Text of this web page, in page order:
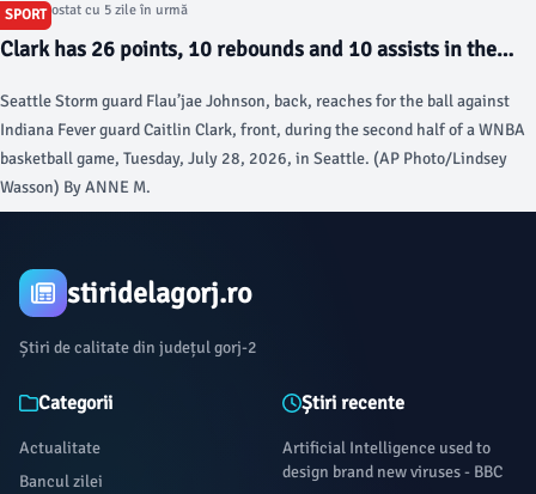
SPORT
Articol postat cu 5 zile în urmă
Clark has 26 points, 10 rebounds and 10 assists in the
Seattle Storm guard Flau’jae Johnson, back, reaches for the ball against
Indiana Fever guard Caitlin Clark, front, during the second half of a WNBA
basketball game, Tuesday, July 28, 2026, in Seattle. (AP Photo/Lindsey
Wasson) By ANNE M.
stiridelagorj.ro
Știri de calitate din județul gorj-2
Categorii
Actualitate
Bancul zilei
Știri recente
Artificial Intelligence used to
design brand new viruses - BBC